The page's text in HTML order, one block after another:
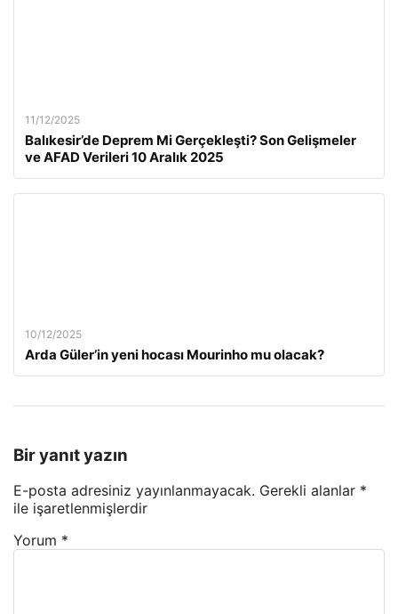
11/12/2025
Balıkesir’de Deprem Mi Gerçekleşti? Son Gelişmeler
ve AFAD Verileri 10 Aralık 2025
10/12/2025
Arda Güler’in yeni hocası Mourinho mu olacak?
Bir yanıt yazın
E-posta adresiniz yayınlanmayacak. Gerekli alanlar *
ile işaretlenmişlerdir
Yorum *